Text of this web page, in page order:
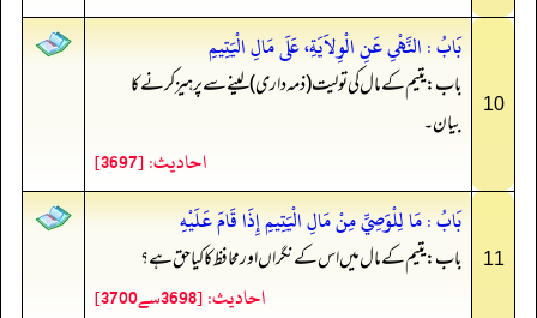
10
بَابُ : النَّهْىِ عَنِ الْوِلاَيَةِ، عَلَى مَالِ الْيَتِيمِ
باب: یتیم کے مال کی تولیت (ذمہ داری) لینے سے پرہیز کرنے کا
بیان۔
احادیث: [3697]
11
بَابُ : مَا لِلْوَصِيِّ مِنْ مَالِ الْيَتِيمِ إِذَا قَامَ عَلَيْهِ
باب: یتیم کے مال میں اس کے نگراں اور محافظ کا کیا حق ہے؟
احادیث: [3698سے3700]